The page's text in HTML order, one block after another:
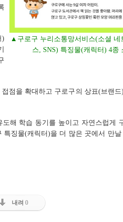
▲구로구 누리소통망서비스(소셜 네
스, SNS) 특징물(캐릭터) 4종
)
점을 확대하고 구로구의 상표(브랜
해 학습 동기를 높이고 자연스럽게
징물(캐릭터)을 더 많은 곳에서 만
내려 0